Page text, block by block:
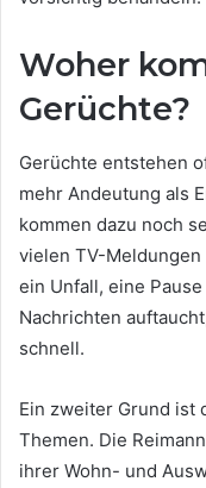
Woher
Gerüchte?
Gerüchte entstehen
mehr Andeutung als
kommen dazu noch
vielen TV-Meldungen
ein Unfall, eine
Nachrichten
schnell.
Ein zweiter Grund ist
Themen. Die
ihrer Wohn- und